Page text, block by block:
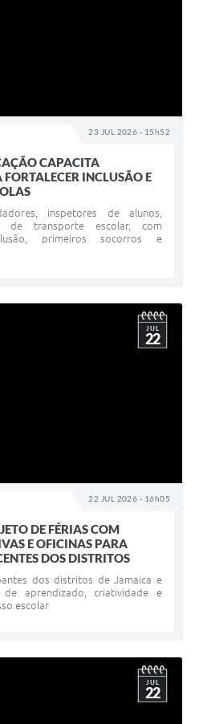
23 JUL 2026 - 15h52
CAPACITA
INCLUSÃO E
inspetores de alunos,
de transporte escolar, com
primeiros socorros e
22 JUL 2026 - 16h05
JUL
22
DE FÉRIAS COM
E OFICINAS PARA
DOS DISTRITOS
dos distritos de Jamaica e
aprendizado, criatividade e
escolar
JUL
22